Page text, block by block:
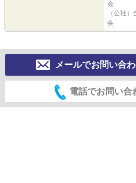
会
（公社
会
メールでお問い合
電話でお問い合